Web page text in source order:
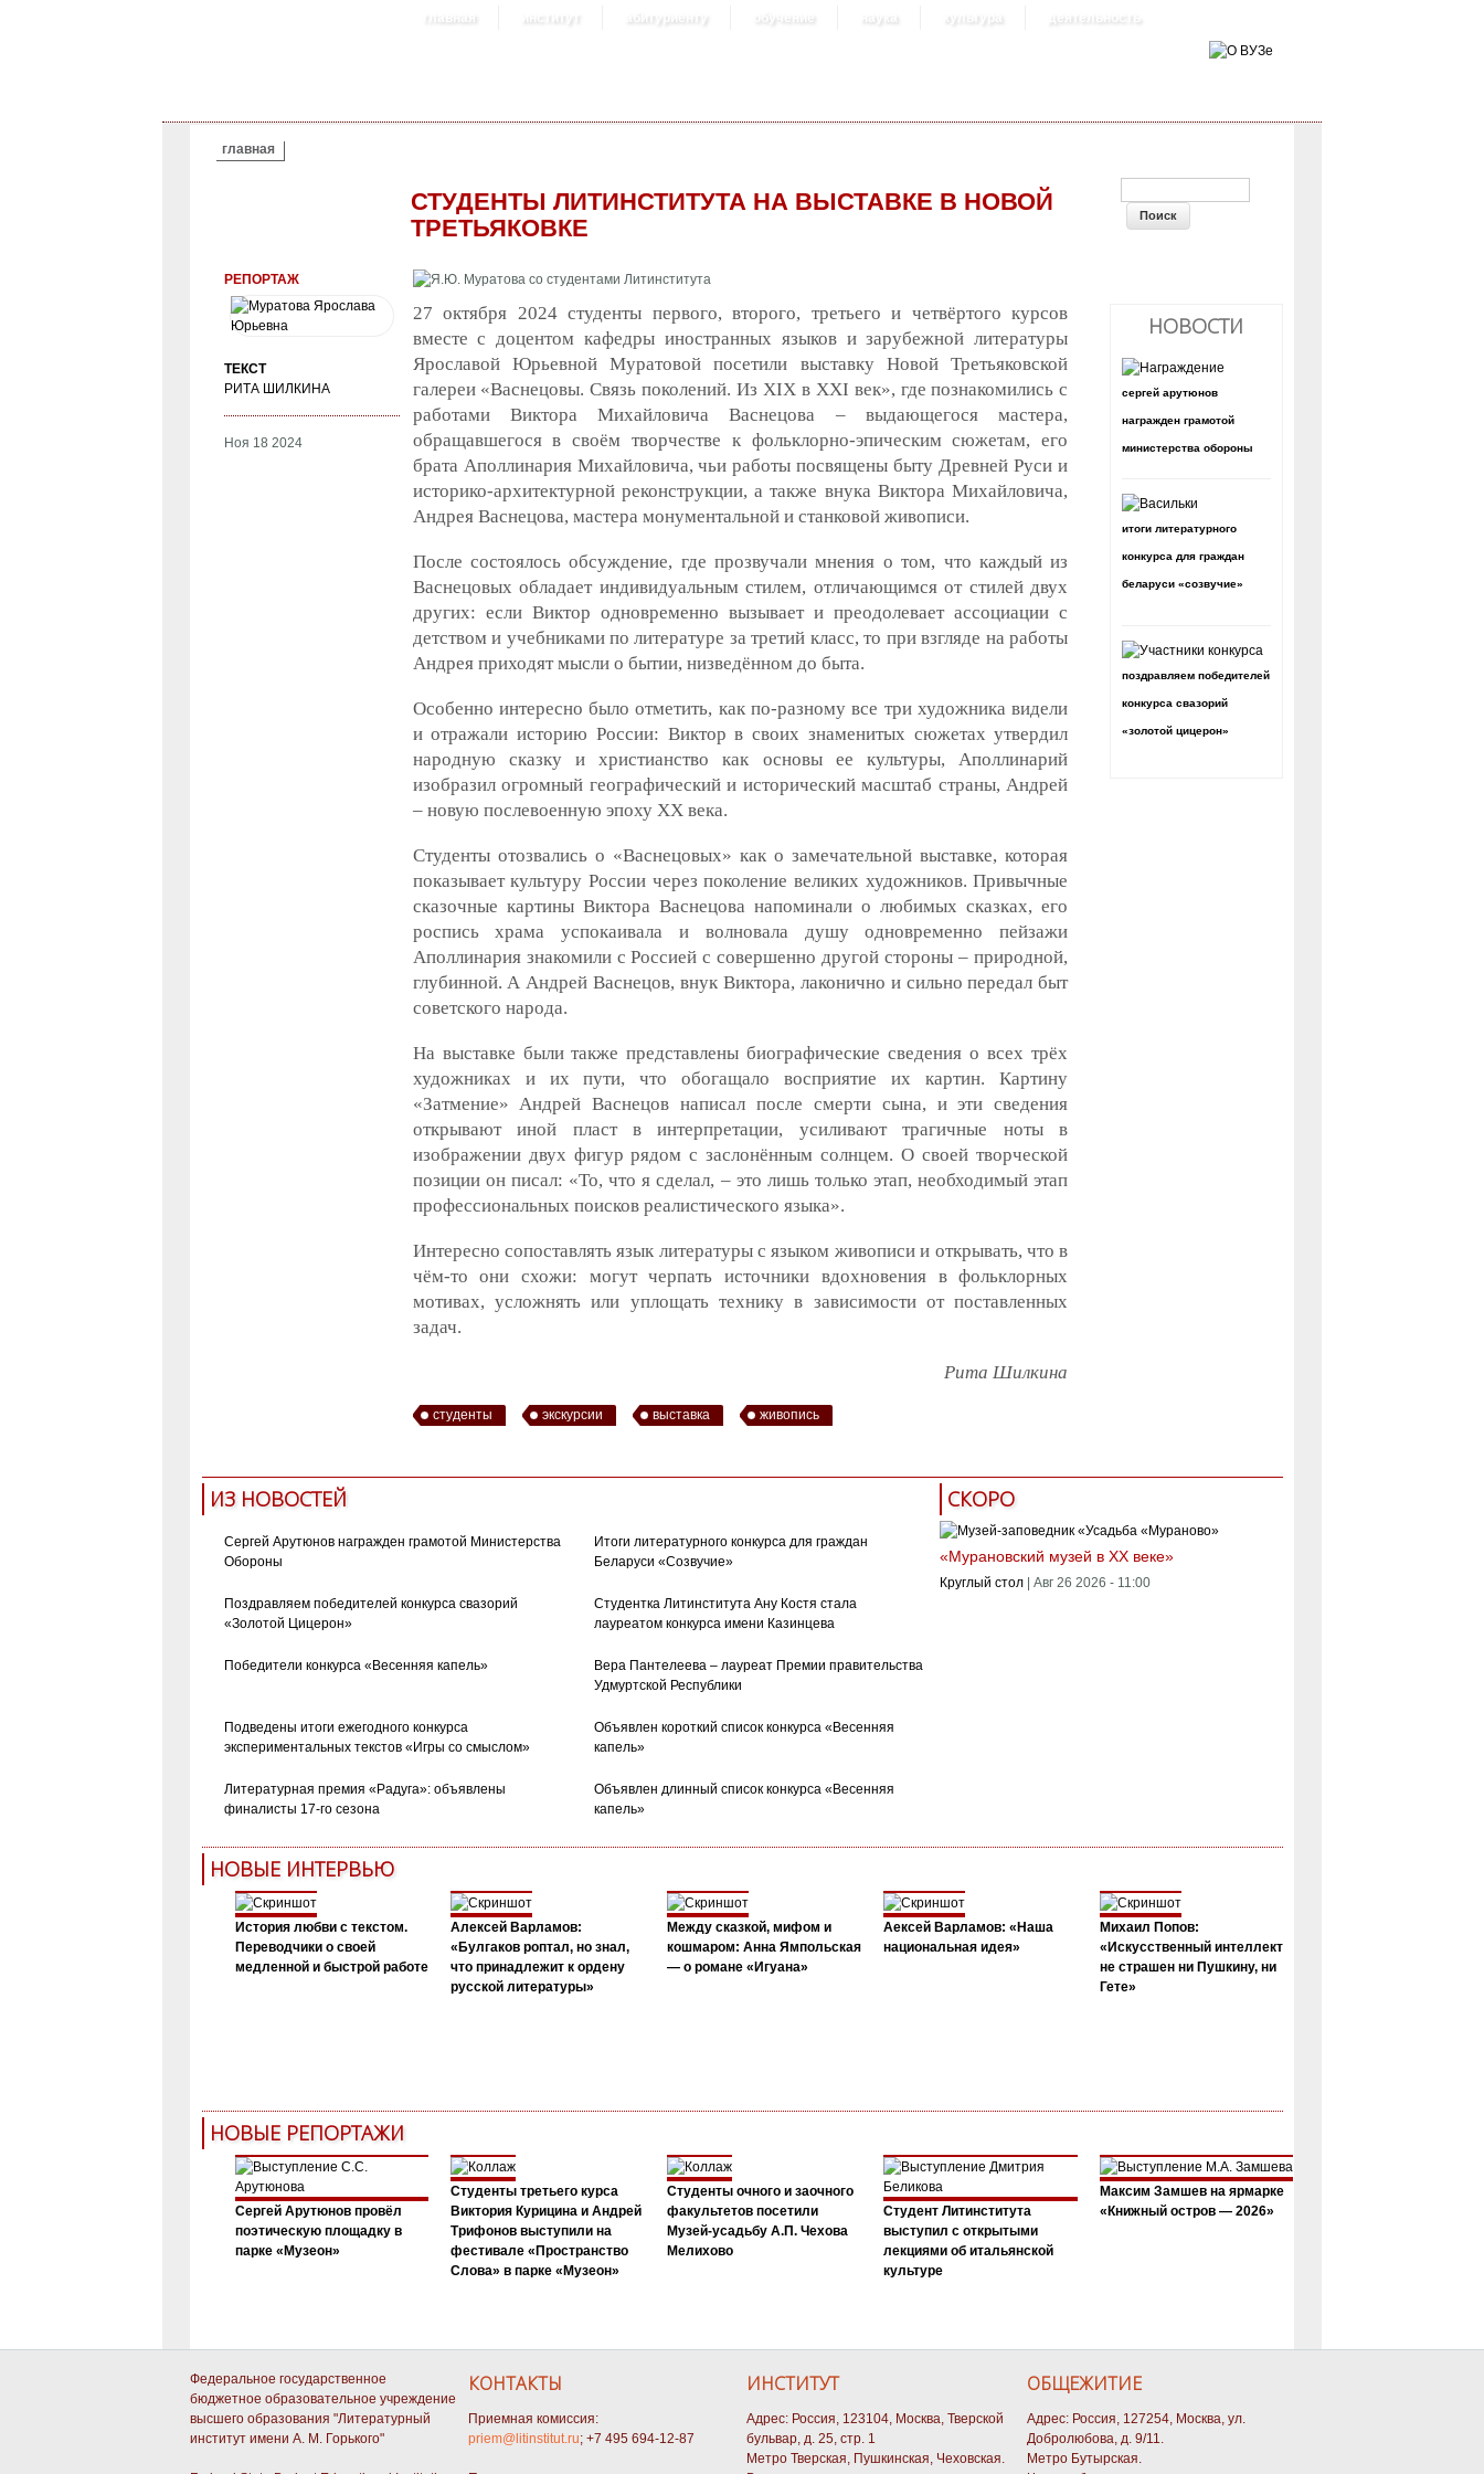
главная институт абитуриенту обучение наука культура деятельность
ВЫ ЗДЕСЬ
главная
СТУДЕНТЫ ЛИТИНСТИТУТА НА ВЫСТАВКЕ В НОВОЙ
ТРЕТЬЯКОВКЕ
РЕПОРТАЖ
ТЕКСТ
РИТА ШИЛКИНА
Ноя 18 2024
27 октября 2024 студенты первого, второго, третьего и четвёртого курсов
вместе с доцентом кафедры иностранных языков и зарубежной литературы
Ярославой Юрьевной Муратовой посетили выставку Новой Третьяковской
галереи «Васнецовы. Связь поколений. Из XIX в XXI век», где познакомились с
работами Виктора Михайловича Васнецова – выдающегося мастера,
обращавшегося в своём творчестве к фольклорно-эпическим сюжетам, его
брата Аполлинария Михайловича, чьи работы посвящены быту Древней Руси и
историко-архитектурной реконструкции, а также внука Виктора Михайловича,
Андрея Васнецова, мастера монументальной и станковой живописи.
После состоялось обсуждение, где прозвучали мнения о том, что каждый из
Васнецовых обладает индивидуальным стилем, отличающимся от стилей двух
других: если Виктор одновременно вызывает и преодолевает ассоциации с
детством и учебниками по литературе за третий класс, то при взгляде на работы
Андрея приходят мысли о бытии, низведённом до быта.
Особенно интересно было отметить, как по-разному все три художника видели
и отражали историю России: Виктор в своих знаменитых сюжетах утвердил
народную сказку и христианство как основы ее культуры, Аполлинарий
изобразил огромный географический и исторический масштаб страны, Андрей
– новую послевоенную эпоху ХХ века.
Студенты отозвались о «Васнецовых» как о замечательной выставке, которая
показывает культуру России через поколение великих художников. Привычные
сказочные картины Виктора Васнецова напоминали о любимых сказках, его
роспись храма успокаивала и волновала душу одновременно пейзажи
Аполлинария знакомили с Россией с совершенно другой стороны – природной,
глубинной. А Андрей Васнецов, внук Виктора, лаконично и сильно передал быт
советского народа.
На выставке были также представлены биографические сведения о всех трёх
художниках и их пути, что обогащало восприятие их картин. Картину
«Затмение» Андрей Васнецов написал после смерти сына, и эти сведения
открывают иной пласт в интерпретации, усиливают трагичные ноты в
изображении двух фигур рядом с заслонённым солнцем. О своей творческой
позиции он писал: «То, что я сделал, – это лишь только этап, необходимый этап
профессиональных поисков реалистического языка».
Интересно сопоставлять язык литературы с языком живописи и открывать, что в
чём-то они схожи: могут черпать источники вдохновения в фольклорных
мотивах, усложнять или уплощать технику в зависимости от поставленных
задач.
Рита Шилкина
студенты экскурсии выставка живопись
ФОРМА ПОИСКА
НОВОСТИ
сергей арутюнов
награжден грамотой
министерства обороны
итоги литературного
конкурса для граждан
беларуси «созвучие»
поздравляем победителей
конкурса свазорий
«золотой цицерон»
ИЗ НОВОСТЕЙ
Сергей Арутюнов награжден грамотой Министерства
Обороны
Итоги литературного конкурса для граждан
Беларуси «Созвучие»
Поздравляем победителей конкурса свазорий
«Золотой Цицерон»
Студентка Литинститута Ану Костя стала
лауреатом конкурса имени Казинцева
Победители конкурса «Весенняя капель»
Вера Пантелеева – лауреат Премии правительства
Удмуртской Республики
Подведены итоги ежегодного конкурса
экспериментальных текстов «Игры со смыслом»
Объявлен короткий список конкурса «Весенняя
капель»
Литературная премия «Радуга»: объявлены
финалисты 17-го сезона
Объявлен длинный список конкурса «Весенняя
капель»
СКОРО
«Мурановский музей в XX веке»
Круглый стол Авг 26 2026 - 11:00
НОВЫЕ ИНТЕРВЬЮ
История любви с текстом.
Переводчики о своей
медленной и быстрой работе
Алексей Варламов:
«Булгаков роптал, но знал,
что принадлежит к ордену
русской литературы»
Между сказкой, мифом и
кошмаром: Анна Ямпольская
— о романе «Игуана»
Аексей Варламов: «Наша
национальная идея»
Михаил Попов:
«Искусственный интеллект
не страшен ни Пушкину, ни
Гете»
НОВЫЕ РЕПОРТАЖИ
Сергей Арутюнов провёл
поэтическую площадку в
парке «Музеон»
Студенты третьего курса
Виктория Курицина и Андрей
Трифонов выступили на
фестивале «Пространство
Слова» в парке «Музеон»
Студенты очного и заочного
факультетов посетили
Музей-усадьбу А.П. Чехова
Мелихово
Студент Литинститута
выступил с открытыми
лекциями об итальянской
культуре
Максим Замшев на ярмарке
«Книжный остров — 2026»
Федеральное государственное
бюджетное образовательное учреждение
высшего образования "Литературный
институт имени А. М. Горького"
КОНТАКТЫ
Приемная комиссия:
priem@litinstitut.ru; +7 495 694-12-87
ИНСТИТУТ
Адрес: Россия, 123104, Москва, Тверской
бульвар, д. 25, стр. 1
Метро Тверская, Пушкинская, Чеховская.
ОБЩЕЖИТИЕ
Адрес: Россия, 127254, Москва, ул.
Добролюбова, д. 9/11.
Метро Бутырская.